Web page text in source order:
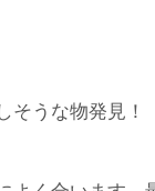
そうな物発見！